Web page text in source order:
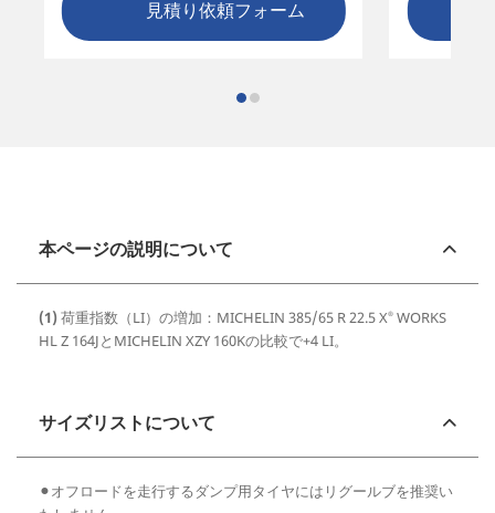
見積り依頼フォーム
本ページの説明について
(1) 荷重指数（LI）の増加：MICHELIN 385/65 R 22.5 X® WORKS
HL Z 164JとMICHELIN XZY 160Kの比較で+4 LI。
サイズリストについて
⚫︎オフロードを走行するダンプ用タイヤにはリグールブを推奨い